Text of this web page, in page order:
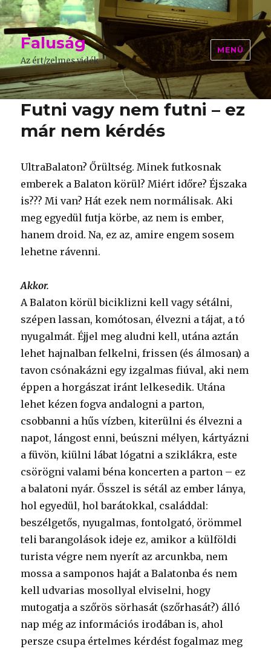
Faluság
Az ért/zelmes vidék
MENÜ
Futni vagy nem futni – ez
már nem kérdés
UltraBalaton? Őrültség. Minek futkosnak
emberek a Balaton körül? Miért időre? Éjszaka
is??? Mi van? Hát ezek nem normálisak. Aki
meg egyedül futja körbe, az nem is ember,
hanem droid. Na, ez az, amire engem sosem
lehetne rávenni.
Akkor.
A Balaton körül biciklizni kell vagy sétálni,
szépen lassan, komótosan, élvezni a tájat, a tó
nyugalmát. Éjjel meg aludni kell, utána aztán
lehet hajnalban felkelni, frissen (és álmosan) a
tavon csónakázni egy izgalmas fiúval, aki nem
éppen a horgászat iránt lelkesedik. Utána
lehet kézen fogva andalogni a parton,
csobbanni a hűs vízben, kiterülni és élvezni a
napot, lángost enni, beúszni mélyen, kártyázni
a füvön, kiülni lábat lógatni a sziklákra, este
csörögni valami béna koncerten a parton – ez
a balatoni nyár. Ősszel is sétál az ember lánya,
hol egyedül, hol barátokkal, családdal:
beszélgetős, nyugalmas, fontolgató, örömmel
teli barangolások ideje ez, amikor a külföldi
turista végre nem nyerít az arcunkba, nem
mossa a samponos haját a Balatonba és nem
kell udvarias mosollyal elviselni, hogy
mutogatja a szőrös sörhasát (szőrhasát?) álló
nap még az információs irodában is, ahol
persze csupa értelmes kérdést fogalmaz meg